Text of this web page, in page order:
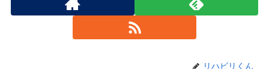
リハビリくん